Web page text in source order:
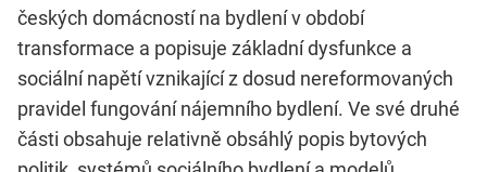
českých domácností na bydlení v období
transformace a popisuje základní dysfunkce a
sociální napětí vznikající z dosud nereformovaných
pravidel fungování nájemního bydlení. Ve své druhé
části obsahuje relativně obsáhlý popis bytových